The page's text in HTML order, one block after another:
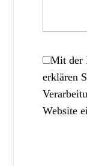
Mit der
erklären
Website